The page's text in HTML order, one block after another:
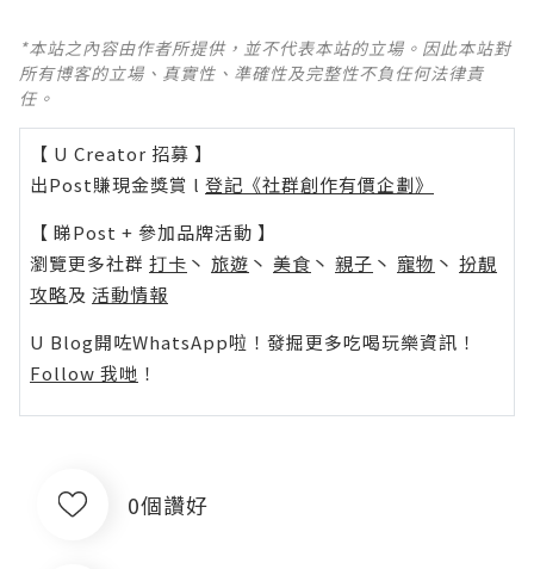
*本站之內容由作者所提供，並不代表本站的立場。因此本站對
所有博客的立場、真實性、準確性及完整性不負任何法律責
任。
【 U Creator 招募 】
出Post賺現金獎賞 l 登記《社群創作有價企劃》
【 睇Post + 參加品牌活動 】
瀏覽更多社群 打卡 丶 旅遊 丶 美食 丶 親子 丶 寵物 丶 扮靚
攻略及 活動情報
U Blog開咗WhatsApp啦！發掘更多吃喝玩樂資訊！
Follow 我哋 ！
0個讚好